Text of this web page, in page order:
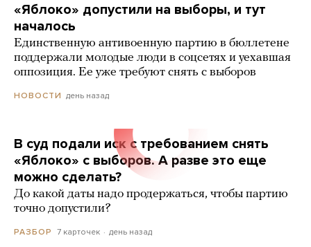
«Яблоко» допустили на выборы, и тут
началось
Единственную антивоенную партию в бюллетене
поддержали молодые люди в соцсетях и уехавшая
оппозиция. Ее уже требуют снять с выборов
НОВОСТИ день назад
В суд подали иск с требованием снять
«Яблоко» с выборов. А разве это еще
можно сделать?
До какой даты надо продержаться, чтобы партию
точно допустили?
РАЗБОР 7 карточек день назад